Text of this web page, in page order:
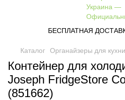
БЕСПЛАТНАЯ
Каталог Органайзеры для кухни
Контейнер для
Joseph FridgeStore
(851662)